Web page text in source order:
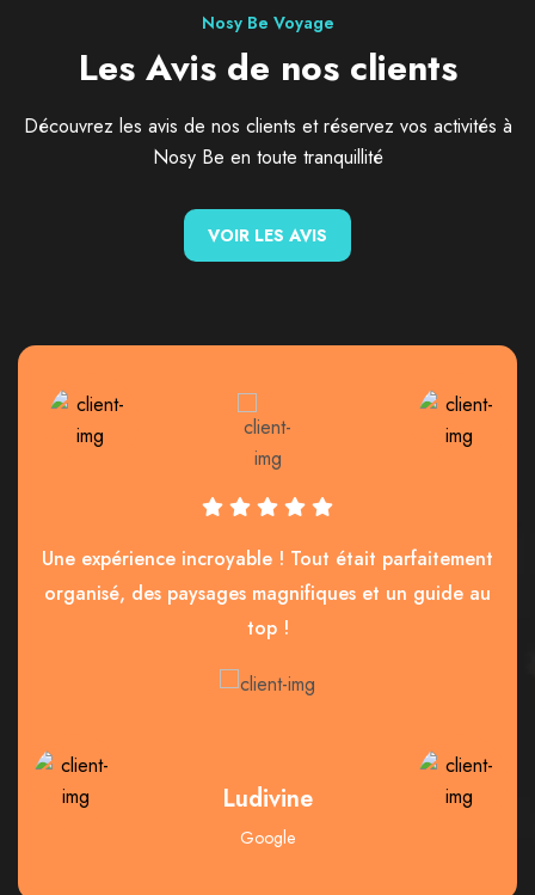
Nosy Be Voyage
Les Avis de nos clients
Découvrez les avis de nos clients et réservez vos activités à
Nosy Be en toute tranquillité
VOIR LES AVIS
Une expérience incroyable ! Tout était parfaitement
organisé, des paysages magnifiques et un guide au
top !
Ludivine
Google